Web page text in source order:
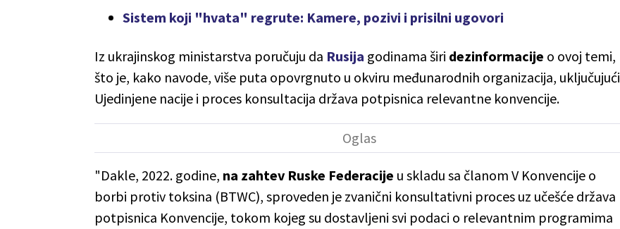
Sistem koji "hvata" regrute: Kamere, pozivi i prisilni ugovori
Iz ukrajinskog ministarstva poručuju da Rusija godinama širi dezinformacije o ovoj temi,
što je, kako navode, više puta opovrgnuto u okviru međunarodnih organizacija, uključujući
Ujedinjene nacije i proces konsultacija država potpisnica relevantne konvencije.
"Dakle, 2022. godine, na zahtev Ruske Federacije u skladu sa članom V Konvencije o
borbi protiv toksina (BTWC), sproveden je zvanični konsultativni proces uz učešće država
potpisnica Konvencije, tokom kojeg su dostavljeni svi podaci o relevantnim programima